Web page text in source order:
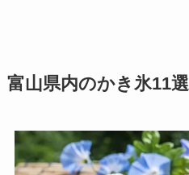
富山県内のかき氷11選